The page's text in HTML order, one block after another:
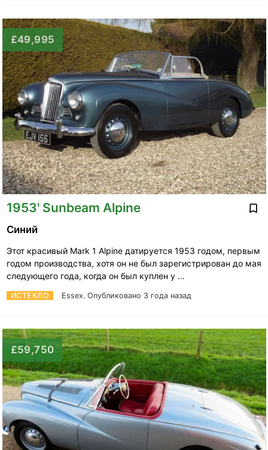
£49,995
1953' Sunbeam Alpine
ИСТЕКЛО Essex. Опубликовано 3 года назад
Синий
Этот красивый Mark 1 Alpine датируется 1953 годом, первым
годом производства, хотя он не был зарегистрирован до мая
следующего года, когда он был куплен у …
£59,750